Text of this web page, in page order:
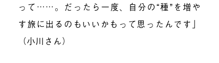
って……。だったら一度、自分の“種”を増や
す旅に出るのもいいかもって思ったんです」
（小川さん）